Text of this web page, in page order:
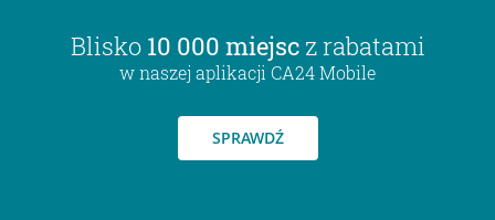
Blisko 10 000 miejsc z rabatami
w naszej aplikacji CA24 Mobile
SPRAWDŹ